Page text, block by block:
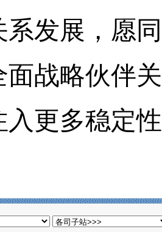
系发展，愿
面战略伙伴
入更多稳定